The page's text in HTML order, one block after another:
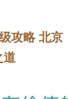
攻略 北京
道